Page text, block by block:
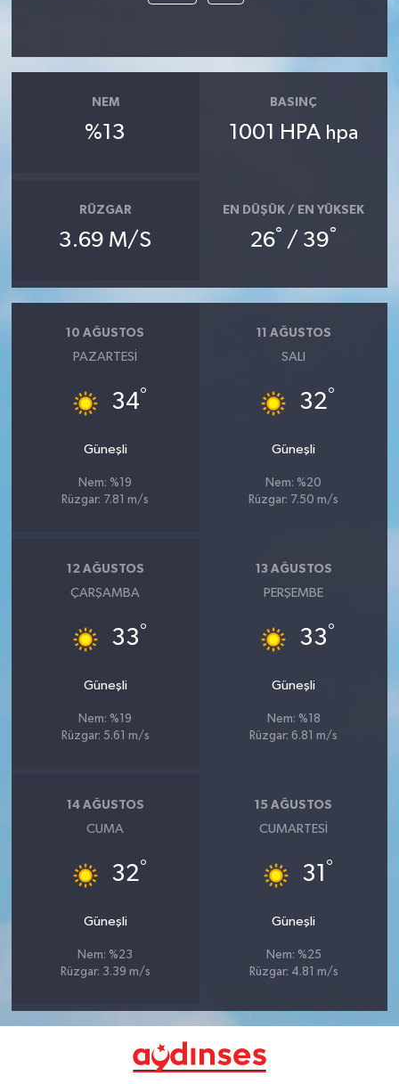
NEM
%13
BASINÇ
1001 HPA hpa
RÜZGAR
3.69 M/S
EN DÜŞÜK / EN YÜKSEK
26° / 39°
10 AĞUSTOS
PAZARTESI
34°
Güneşli
Nem: %19
Rüzgar: 7.81 m/s
11 AĞUSTOS
SALI
32°
Güneşli
Nem: %20
Rüzgar: 7.50 m/s
12 AĞUSTOS
ÇARŞAMBA
33°
Güneşli
Nem: %19
Rüzgar: 5.61 m/s
13 AĞUSTOS
PERŞEMBE
33°
Güneşli
Nem: %18
Rüzgar: 6.81 m/s
14 AĞUSTOS
CUMA
32°
Güneşli
Nem: %23
Rüzgar: 3.39 m/s
15 AĞUSTOS
CUMARTESI
31 °
Güneşli
Nem: %25
Rüzgar: 4.81 m/s